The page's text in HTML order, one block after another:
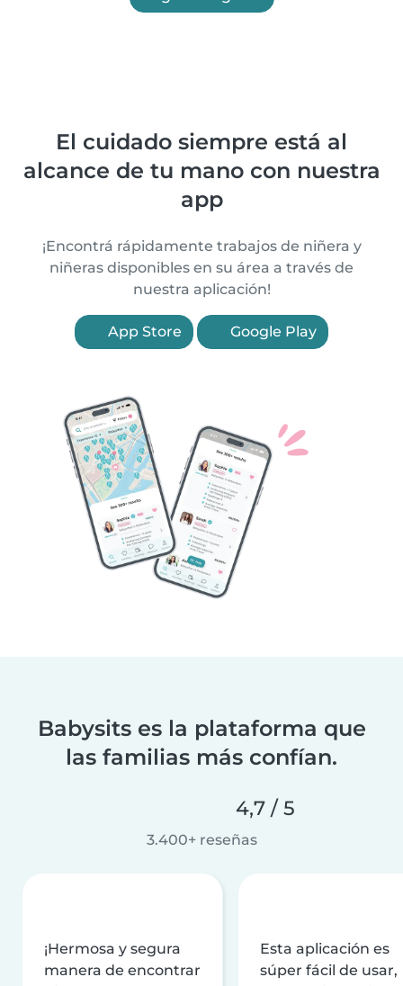
El cuidado siempre está al
alcance de tu mano con nuestra
app
¡Encontrá rápidamente trabajos de niñera y
niñeras disponibles en su área a través de
nuestra aplicación!
App Store Google Play
Babysits es la plataforma que
las familias más confían.
4,7 / 5
3.400+ reseñas
¡Hermosa y segura
manera de encontrar
Esta aplicación es
súper fácil de usar,